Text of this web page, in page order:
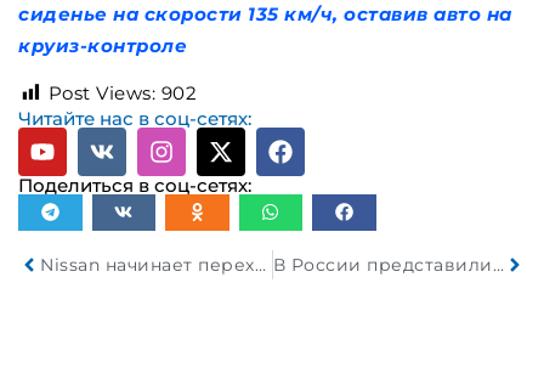
сиденье на скорости 135 км/ч, оставив авто на
круиз-контроле
Post Views: 902
Читайте нас в соц-сетях:
Поделиться в соц-сетях:
Nissan начинает переход на 100% низкоуглеродистые алюминиевые автомобильные детали В России представили новые автомобили «Volga»